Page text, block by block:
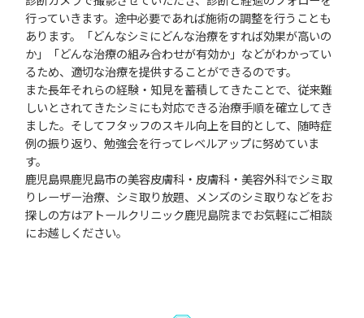
行っていきます。途中必要であれば施術の調整を行うことも
あります。「どんなシミにどんな治療をすれば効果が高いの
か」「どんな治療の組み合わせが有効か」などがわかってい
るため、適切な治療を提供することができるのです。
また長年それらの経験・知見を蓄積してきたことで、従来難
しいとされてきたシミにも対応できる治療手順を確立してき
ました。そしてフタッフのスキル向上を目的として、随時症
例の振り返り、勉強会を行ってレベルアップに努めていま
す。
鹿児島県鹿児島市の美容皮膚科・皮膚科・美容外科でシミ取
りレーザー治療、シミ取り放題、メンズのシミ取りなどをお
探しの方はアトールクリニック鹿児島院までお気軽にご相談
にお越しください。